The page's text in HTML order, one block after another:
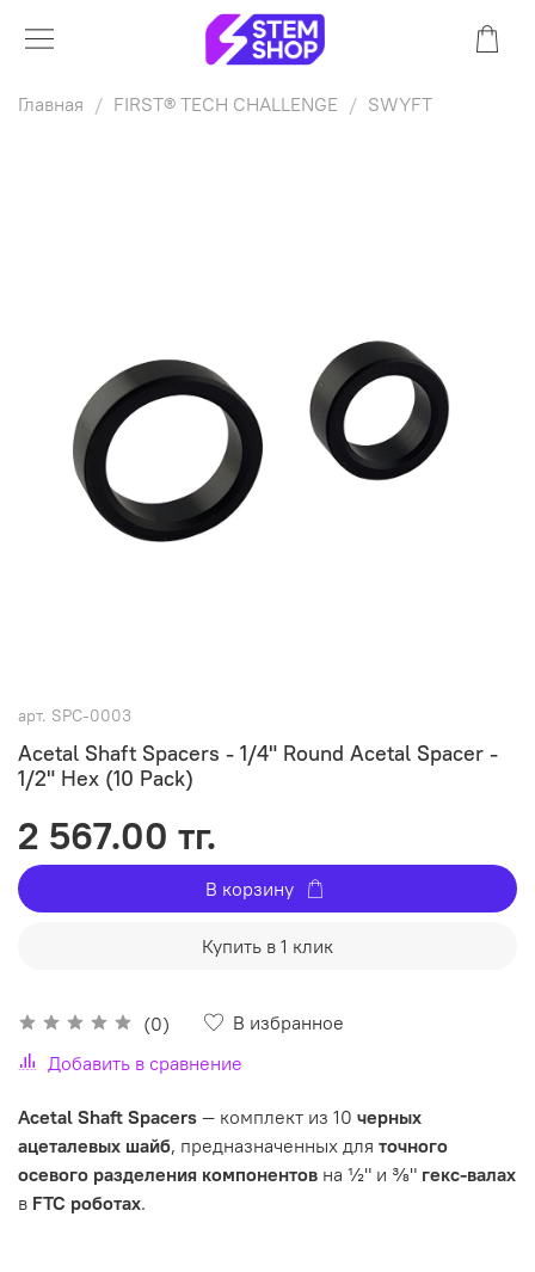
Главная FIRST® TECH CHALLENGE SWYFT
арт. SPC-0003
Acetal Shaft Spacers - 1/4" Round Acetal Spacer -
1/2" Hex (10 Pack)
(0)
В избранное
Добавить в сравнение
2 567.00 тг.
В корзину
Купить в 1 клик
Acetal Shaft Spacers — комплект из 10 черных
ацеталевых шайб, предназначенных для точного
осевого разделения компонентов на ½" и ⅜" гекс-валах
в FTC роботах.